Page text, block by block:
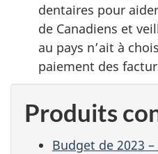
dentaires pour
de Canadiens et
au pays n’ait à
paiement des
Produits
Budget de 2023